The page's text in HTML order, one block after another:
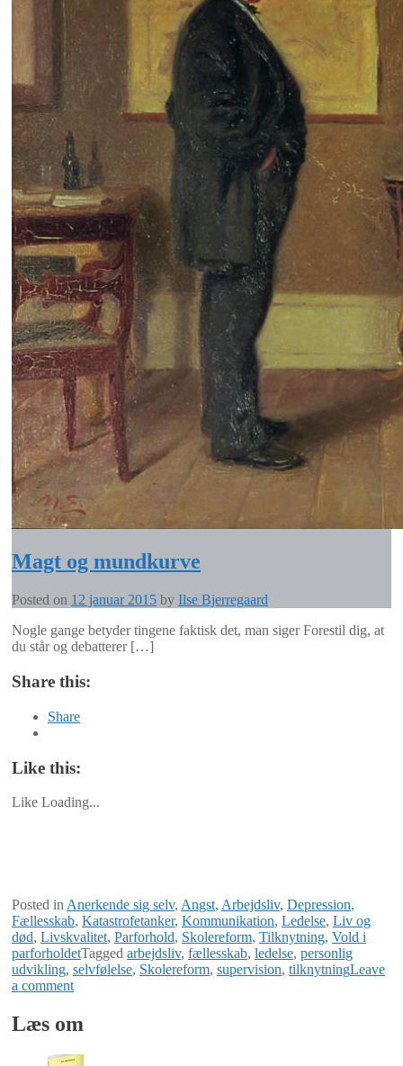
Magt og mundkurve
Posted on 12 januar 2015 by Ilse Bjerregaard
Nogle gange betyder tingene faktisk det, man siger Forestil dig, at
du står og debatterer […]
Share this:
Share
Like this:
Like Loading...
Posted in Anerkende sig selv, Angst, Arbejdsliv, Depression,
Fællesskab, Katastrofetanker, Kommunikation, Ledelse, Liv og
død, Livskvalitet, Parforhold, Skolereform, Tilknytning, Vold i
parforholdetTagged arbejdsliv, fællesskab, ledelse, personlig
udvikling, selvfølelse, Skolereform, supervision, tilknytningLeave
a comment
Læs om